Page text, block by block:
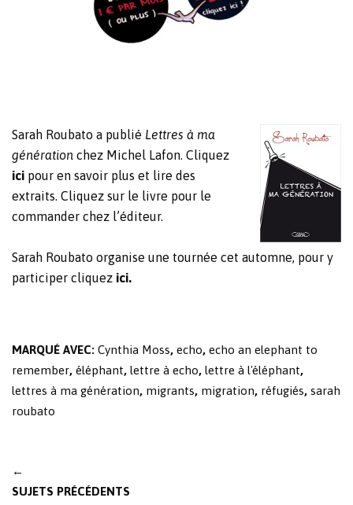
Sarah Roubato a publié Lettres à ma
génération chez Michel Lafon. Cliquez
ici pour en savoir plus et lire des
extraits. Cliquez sur le livre pour le
commander chez l’éditeur.
Sarah Roubato organise une tournée cet automne, pour y
participer cliquez ici.
MARQUÉ AVEC: Cynthia Moss, echo, echo an elephant to
remember, éléphant, lettre à echo, lettre à l'éléphant,
lettres à ma génération, migrants, migration, réfugiés, sarah
roubato
Post
navigation
←
SUJETS PRÉCÉDENTS